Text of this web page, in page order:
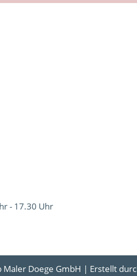
- 17.30 Uhr
Doege GmbH | Erstellt